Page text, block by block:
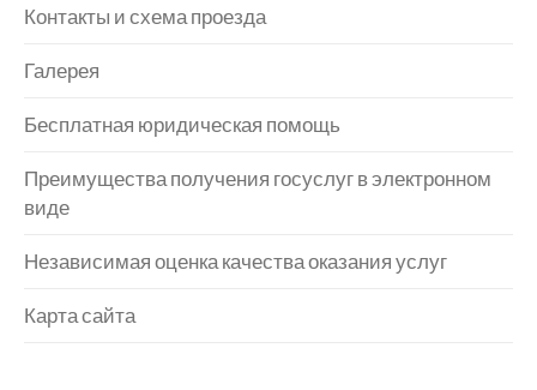
Контакты и схема проезда
Галерея
Бесплатная юридическая помощь
Преимущества получения госуслуг в электронном
виде
Независимая оценка качества оказания услуг
Карта сайта